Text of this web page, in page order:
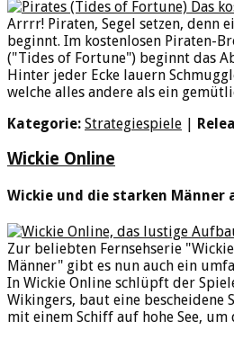
Arrrr! Piraten, Segel setzen, denn
beginnt. Im kostenlosen Piraten-
("Tides of Fortune") beginnt das
Hinter jeder Ecke lauern
welche alles andere als ein
Kategorie: Strategiespiele |
Wickie Online
Wickie und die starken Männer
Zur beliebten Fernsehserie
Männer" gibt es nun auch ein
In Wickie Online schlüpft der
Wikingers, baut eine bescheidene
mit einem Schiff auf hohe See,